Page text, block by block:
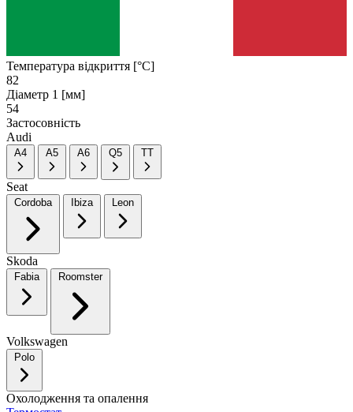
Температура відкриття [°C]
82
Діаметр 1 [мм]
54
Застосовність
Audi
Seat
Skoda
Roomster
Volkswagen
Охолодження та опалення